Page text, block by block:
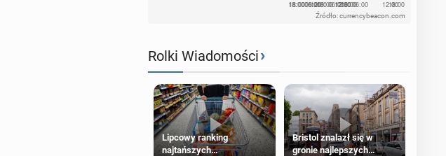
Źródło: currencybeacon.com
Rolki Wiadomości›
Lipcowy ranking
najtańszych
Bristol znalazł się w
gronie najlepszych